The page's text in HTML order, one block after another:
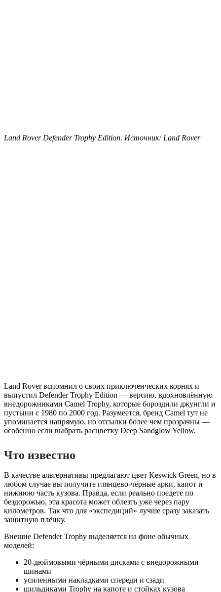
Land Rover Defender Trophy Edition. Источник: Land Rover
Land Rover вспомнил о своих приключенческих корнях и
выпустил Defender Trophy Edition — версию, вдохновлённую
внедорожниками Camel Trophy, которые бороздили джунгли и
пустыни с 1980 по 2000 год. Разумеется, бренд Camel тут не
упоминается напрямую, но отсылки более чем прозрачны —
особенно если выбрать расцветку Deep Sandglow Yellow.
Что известно
В качестве альтернативы предлагают цвет Keswick Green, но в
любом случае вы получите глянцево-чёрные арки, капот и
нижнюю часть кузова. Правда, если реально поедете по
бездорожью, эта красота может облезть уже через пару
километров. Так что для «экспедиций» лучше сразу заказать
защитную плёнку.
Внешне Defender Trophy выделяется на фоне обычных
моделей:
20-дюймовыми чёрными дисками с внедорожными
шинами
усиленными накладками спереди и сзади
шильдиками Trophy на капоте и стойках кузова